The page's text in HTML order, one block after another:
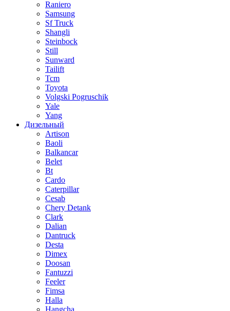
Raniero
Samsung
Sf Truck
Shangli
Steinbock
Still
Sunward
Tailift
Tcm
Toyota
Volgski Pogruschik
Yale
Yang
Дизельный
Artison
Baoli
Balkancar
Belet
Bt
Cardo
Caterpillar
Cesab
Chery Detank
Clark
Dalian
Dantruck
Desta
Dimex
Doosan
Fantuzzi
Feeler
Fimsa
Halla
Hangcha